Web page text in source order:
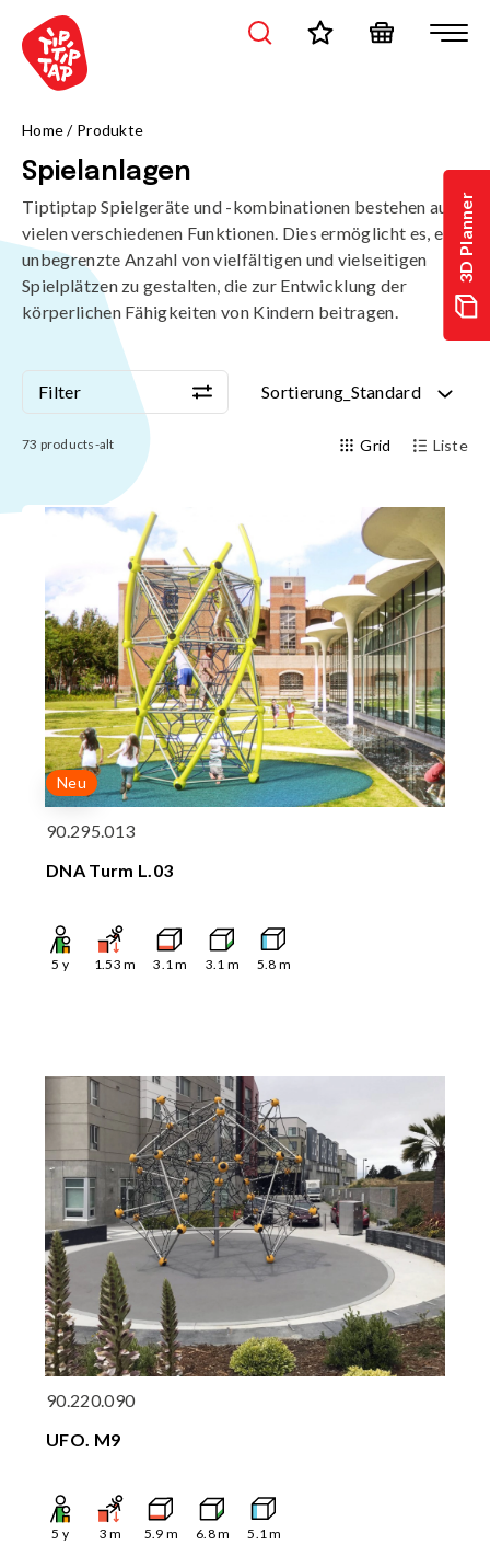
3D Planner
Home/ Produkte
Spielanlagen
Tiptiptap Spielgeräte und -kombinationen bestehen aus
vielen verschiedenen Funktionen. Dies ermöglicht es, eine
unbegrenzte Anzahl von vielfältigen und vielseitigen
Spielplätzen zu gestalten, die zur Entwicklung der
körperlichen Fähigkeiten von Kindern beitragen.
Filter Sortierung_Standard
Filter Sortierung_Standard
73 products-alt Grid Liste
Neu
90.295.013
DNA Turm L.03
5 y 1.53 m 3.1m 3.1 m 5.8 m
90.220.090
UFO. M9
5 y 3 m 5.9 m 6.8m 5.1m